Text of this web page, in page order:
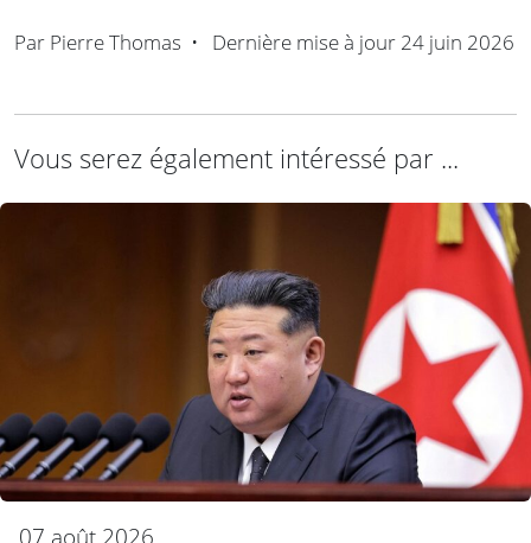
Par Pierre Thomas • Dernière mise à jour 24 juin 2026
Vous serez également intéressé par ...